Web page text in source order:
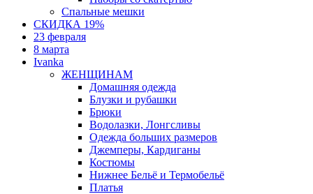
Спальные мешки
СКИДКА 19%
23 февраля
8 марта
Ivanka
ЖЕНЩИНАМ
Домашняя одежда
Блузки и рубашки
Брюки
Водолазки, Лонгсливы
Одежда больших размеров
Джемперы, Кардиганы
Костюмы
Нижнее Бельё и Термобельё
Платья